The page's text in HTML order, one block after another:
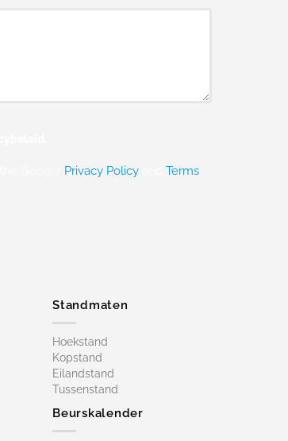
Privacy Policy
Terms
Standmaten
Hoekstand
Kopstand
Eilandstand
Tussenstand
Beurskalender